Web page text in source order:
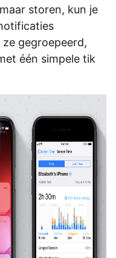
storen, kun je
gegroepeerd,
één simpele tik